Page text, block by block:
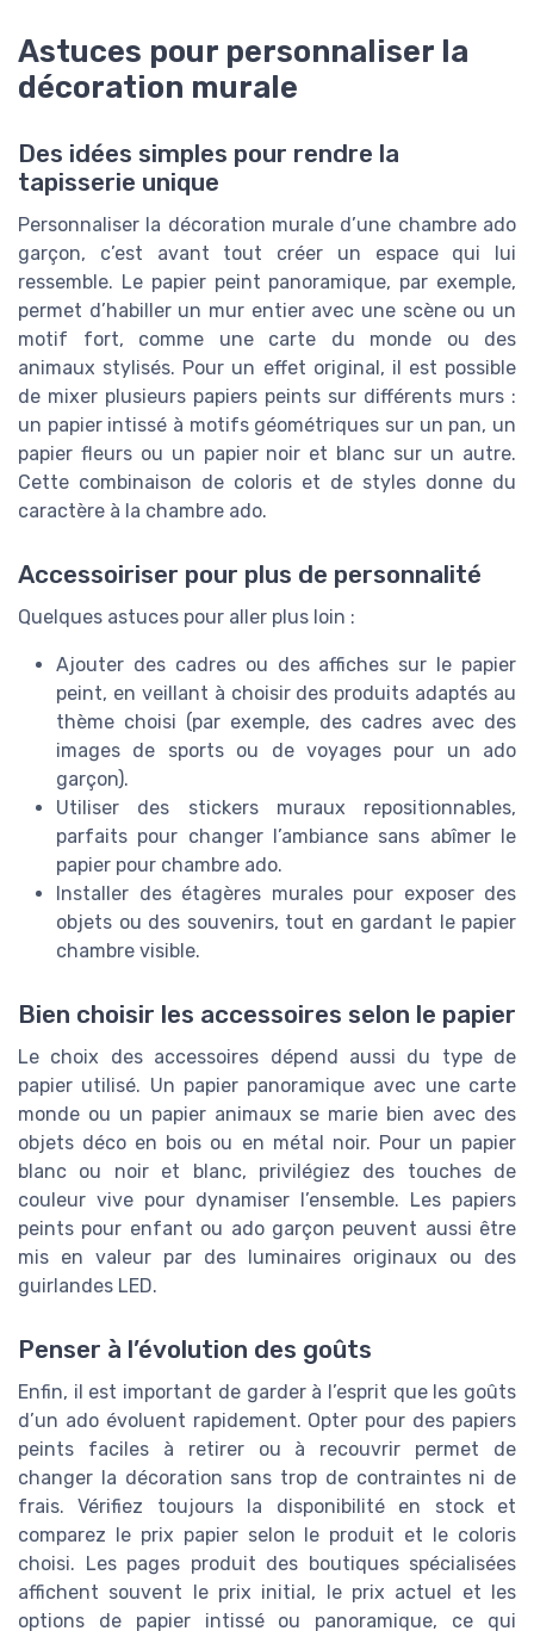
Astuces pour personnaliser la
décoration murale
Des idées simples pour rendre la
tapisserie unique
Personnaliser la décoration murale d’une chambre ado
garçon, c’est avant tout créer un espace qui lui
ressemble. Le papier peint panoramique, par exemple,
permet d’habiller un mur entier avec une scène ou un
motif fort, comme une carte du monde ou des
animaux stylisés. Pour un effet original, il est possible
de mixer plusieurs papiers peints sur différents murs :
un papier intissé à motifs géométriques sur un pan, un
papier fleurs ou un papier noir et blanc sur un autre.
Cette combinaison de coloris et de styles donne du
caractère à la chambre ado.
Accessoiriser pour plus de personnalité
Quelques astuces pour aller plus loin :
Ajouter des cadres ou des affiches sur le papier
peint, en veillant à choisir des produits adaptés au
thème choisi (par exemple, des cadres avec des
images de sports ou de voyages pour un ado
garçon).
Utiliser des stickers muraux repositionnables,
parfaits pour changer l’ambiance sans abîmer le
papier pour chambre ado.
Installer des étagères murales pour exposer des
objets ou des souvenirs, tout en gardant le papier
chambre visible.
Bien choisir les accessoires selon le papier
Le choix des accessoires dépend aussi du type de
papier utilisé. Un papier panoramique avec une carte
monde ou un papier animaux se marie bien avec des
objets déco en bois ou en métal noir. Pour un papier
blanc ou noir et blanc, privilégiez des touches de
couleur vive pour dynamiser l’ensemble. Les papiers
peints pour enfant ou ado garçon peuvent aussi être
mis en valeur par des luminaires originaux ou des
guirlandes LED.
Penser à l’évolution des goûts
Enfin, il est important de garder à l’esprit que les goûts
d’un ado évoluent rapidement. Opter pour des papiers
peints faciles à retirer ou à recouvrir permet de
changer la décoration sans trop de contraintes ni de
frais. Vérifiez toujours la disponibilité en stock et
comparez le prix papier selon le produit et le coloris
choisi. Les pages produit des boutiques spécialisées
affichent souvent le prix initial, le prix actuel et les
options de papier intissé ou panoramique, ce qui